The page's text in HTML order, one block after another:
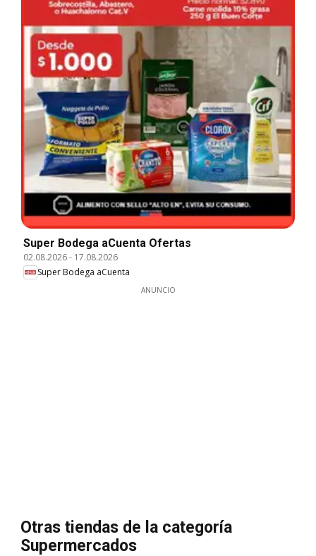
Super Bodega aCuenta Ofertas
02.08.2026- 17.08.2026
Super Bodega aCuenta
ANUNCIO
Otras tiendas de la categoría
Supermercados